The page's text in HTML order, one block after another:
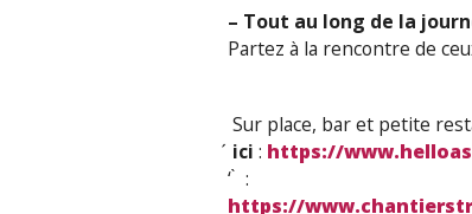
– Tout au long de la
Partez à la rencontre de
Sur place, bar et petite
ici : https://
‘ ̀ :
https://